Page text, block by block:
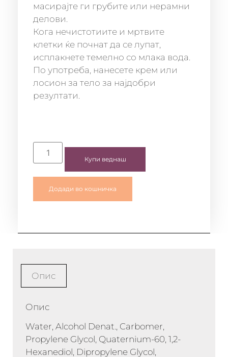
масирајте ги грубите или нерамни
делови.
Кога нечистотиите и мртвите
клетки ќе почнат да се лупат,
исплакнете темелно со млака вода.
По употреба, нанесете крем или
лосион за тело за најдобри
резултати.
Купи веднаш
Додади во кошничка
Опис
Опис
Water, Alcohol Denat., Carbomer,
Propylene Glycol, Quaternium-60, 1,2-
Hexanediol, Dipropylene Glycol,